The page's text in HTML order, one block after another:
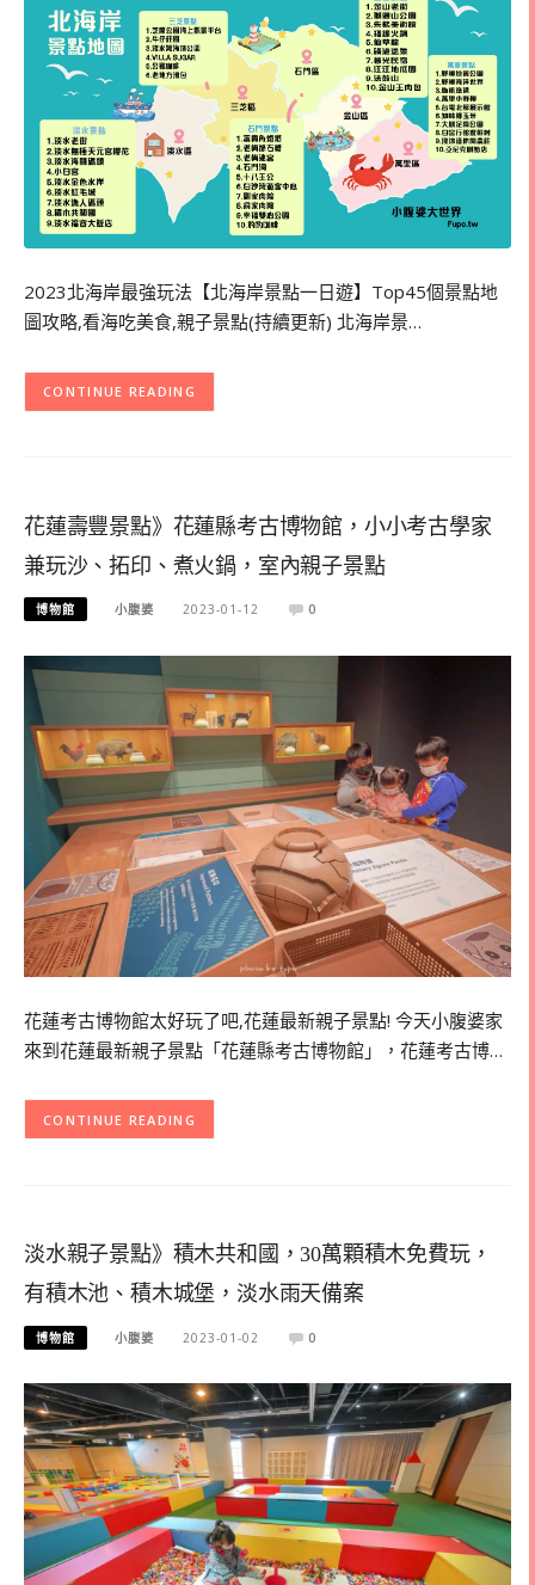
2023北海岸最強玩法【北海岸景點一日遊】Top45個景點地
圖攻略,看海吃美食,親子景點(持續更新) 北海岸景…
CONTINUE READING
花蓮壽豐景點》花蓮縣考古博物館，小小考古學家
兼玩沙、拓印、煮火鍋，室內親子景點
博物館 小腹婆 2023-01-12 0
花蓮考古博物館太好玩了吧,花蓮最新親子景點! 今天小腹婆家
來到花蓮最新親子景點「花蓮縣考古博物館」，花蓮考古博…
CONTINUE READING
淡水親子景點》積木共和國，30萬顆積木免費玩，
有積木池、積木城堡，淡水雨天備案
博物館 小腹婆 2023-01-02 0